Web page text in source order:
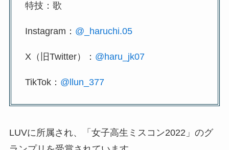
特技：歌
Instagram： @_haruchi.05
X（旧Twitter）： @haru_jk07
TikTok： @llun_377
LUVに所属され、「女子高生ミスコン2022」のグ